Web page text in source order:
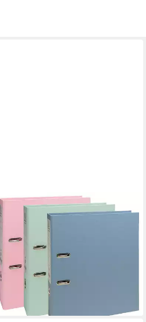
EXACOMPTA
Aktenordner 10x Ordner A4
Prem'Touch, Rücken 80mm,
AutentiK - sortiert - 53239E,
Ordner
51,50 €
lieferbar - in 4-5 Werktagen bei dir